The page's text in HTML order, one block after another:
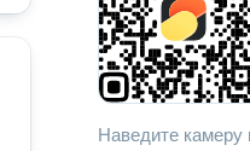
Наведите